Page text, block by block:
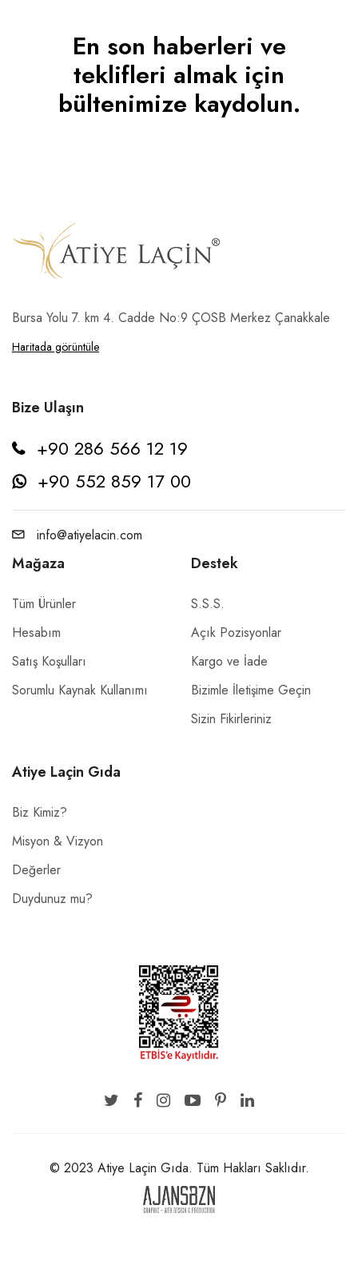
En son haberleri ve
teklifleri almak için
bültenimize kaydolun.
Bursa Yolu 7. km 4. Cadde No:9 ÇOSB Merkez Çanakkale
Haritada görüntüle
Bize Ulaşın
+90 286 566 12 19
+90 552 859 17 00
info@atiyelacin.com
Mağaza
Tüm Ürünler
Hesabım
Satış Koşulları
Sorumlu Kaynak Kullanımı
Destek
S.S.S.
Açık Pozisyonlar
Kargo ve İade
Bizimle İletişime Geçin
Sizin Fikirleriniz
Atiye Laçin Gıda
Biz Kimiz?
Misyon & Vizyon
Değerler
Duydunuz mu?
© 2023 Atiye Laçin Gıda. Tüm Hakları Saklıdır.